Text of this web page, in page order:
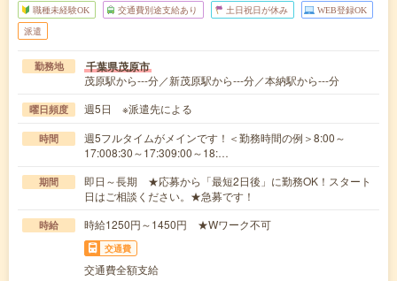
職種未経験OK 交通費別途支給あり 土日祝日が休み WEB登録OK
派遣
勤務地 千葉県茂原市
茂原駅から---分／新茂原駅から---分／本納駅から---分
曜日頻度 週5日 ※派遣先による
時間
週5フルタイムがメインです！＜勤務時間の例＞8:00～
17:008:30～17:309:00～18:…
期間
即日～長期 ★応募から「最短2日後」に勤務OK！スタート
日はご相談ください。★急募です！
時給 時給1250円～1450円 ★Wワーク不可
交通費
交通費全額支給